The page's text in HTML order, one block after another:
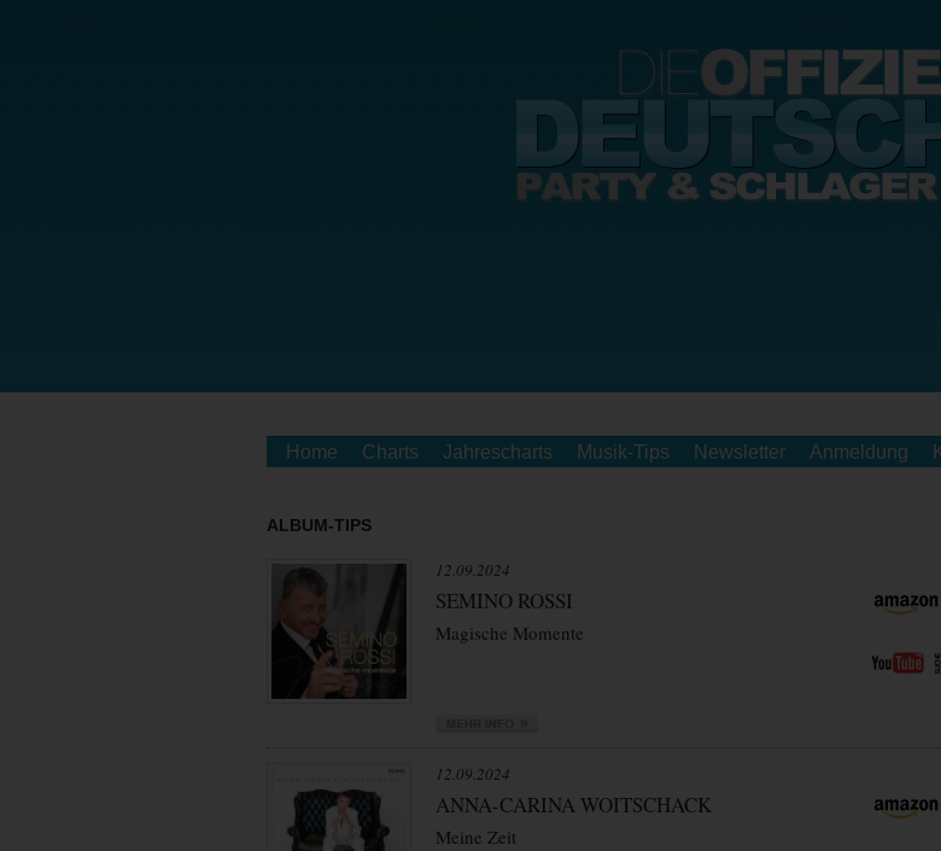
Home Charts Jahrescharts Musik-Tips Newsletter Anmeldung
ALBUM-TIPS
12.09.2024
SEMINO ROSSI
Magische Momente
12.09.2024
ANNA-CARINA WOITSCHACK
Meine Zeit